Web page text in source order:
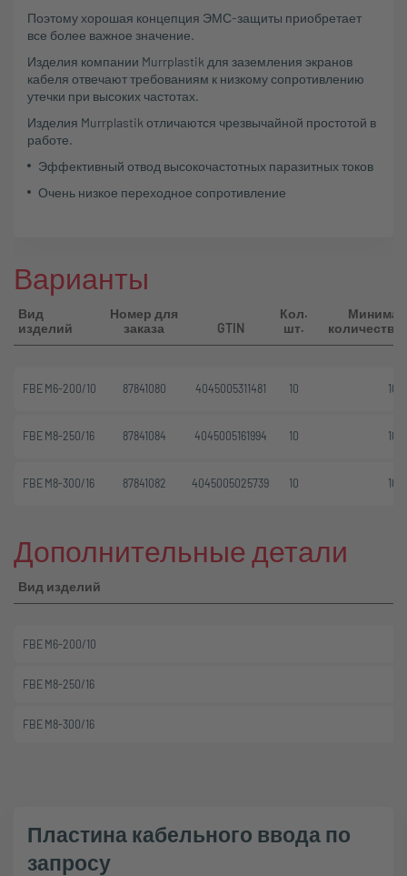
Поэтому хорошая концепция ЭМС-защиты приобретает
все более важное значение.
Изделия компании Murrplastik для заземления экранов
кабеля отвечают требованиям к низкому сопротивлению
утечки при высоких частотах.
Изделия Murrplastik отличаются чрезвычайной простотой в
работе.
Эффективный отвод высокочастотных паразитных токов
Очень низкое переходное сопротивление
Варианты
Вид
изделий
Номер для
заказа
GTIN
Кол.
шт.
количество
FBE M6-200/10 87841080 4045005311481 10 10
FBE M8-250/16 87841084 4045005161994 10 10
FBE M8-300/16 87841082 4045005025739 10 10
Дополнительные детали
Вид изделий
FBE M6-200/10
FBE M8-250/16
FBE M8-300/16
Пластина кабельного ввода по
запросу